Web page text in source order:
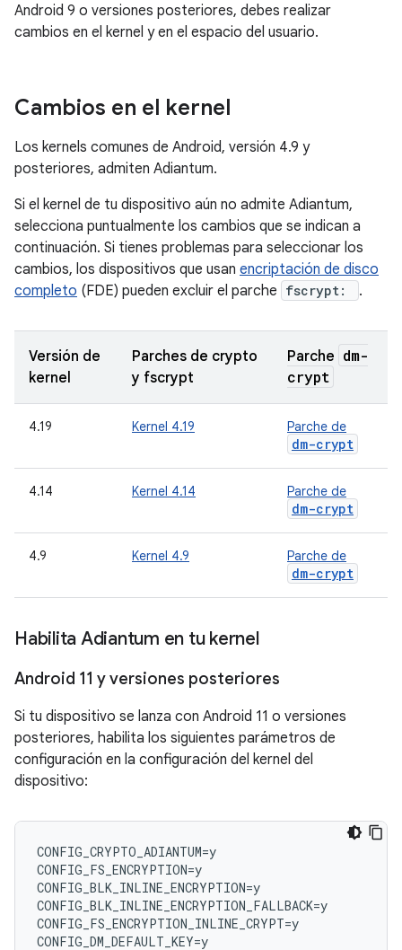
Android 9 o versiones posteriores, debes realizar
cambios en el kernel y en el espacio del usuario.
Cambios en el kernel
Los kernels comunes de Android, versión 4.9 y
posteriores, admiten Adiantum.
Si el kernel de tu dispositivo aún no admite Adiantum,
selecciona puntualmente los cambios que se indican a
continuación. Si tienes problemas para seleccionar los
cambios, los dispositivos que usan encriptación de disco
completo (FDE) pueden excluir el parche fscrypt: .
Versión de
kernel
Parches de crypto
y fscrypt
Parche dm-
crypt
4.19 Kernel 4.19 Parche de
dm-crypt
4.14 Kernel 4.14 Parche de
dm-crypt
4.9 Kernel 4.9 Parche de
dm-crypt
Habilita Adiantum en tu kernel
Android 11 y versiones posteriores
Si tu dispositivo se lanza con Android 11 o versiones
posteriores, habilita los siguientes parámetros de
configuración en la configuración del kernel del
dispositivo:
CONFIG_CRYPTO_ADIANTUM=y
CONFIG_FS_ENCRYPTION=y
CONFIG_BLK_INLINE_ENCRYPTION=y
CONFIG_BLK_INLINE_ENCRYPTION_FALLBACK=y
CONFIG_FS_ENCRYPTION_INLINE_CRYPT=y